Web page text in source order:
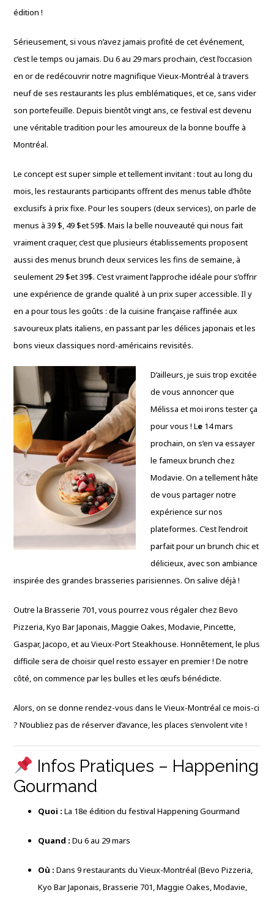
édition !
Sérieusement,si vous n’avez jamais profité de cet événement,
c’est le temps ou jamais. Du 6 au 29 mars prochain,c’est l’occasion
en or de redécouvrir notre magnifique Vieux-Montréal à travers
neuf de ses restaurants les plus emblématiques,et ce,sans vider
son portefeuille. Depuis bientôt vingt ans,ce festival est devenu
une véritable tradition pour les amoureux de la bonne bouffe à
Montréal.
Le concept est super simple et tellement invitant :tout au long du
mois,les restaurants participants offrent des menus table d’hôte
exclusifs à prix fixe. Pour les soupers (deux services),on parle de
menus à 39 $, 49$et 59$. Mais la belle nouveauté qui nous fait
vraiment craquer,c’est que plusieurs établissements proposent
aussi des menus brunch deux services les fins de semaine, à
seulement 29$et 39$. C’est vraiment l’approche idéale pour s’offrir
une expérience de grande qualité à un prix super accessible. Il y
en a pour tous les goûts : de la cuisine française raffinée aux
savoureux plats italiens,en passant par les délices japonais et les
bons vieux classiques nord-américains revisités.
D’ailleurs,je suis trop excitée
de vous annoncer que
Mélissa et moi irons tester ça
pour vous ! Le 14 mars
prochain, on s’en va essayer
le fameux brunch chez
Modavie. On a tellement hâte
de vous partager notre
expérience sur nos
plateformes. C’est l’endroit
parfait pour un brunch chic et
délicieux, avec son ambiance
inspirée des grandes brasseries parisiennes. On salive déjà !
Outre la Brasserie 701,vous pourrez vous régaler chez Bevo
Pizzeria,Kyo Bar Japonais,Maggie Oakes,Modavie,Pincette,
Gaspar,Jacopo,et au Vieux-Port Steakhouse. Honnêtement,le plus
difficile sera de choisir quel resto essayer en premier ! De notre
côté,on commence par les bulles et les œufs bénédicte.
Alors,on se donne rendez-vous dans le Vieux-Montréal ce mois-ci
? N’oubliez pas de réserver d’avance,les places s’envolent vite !
Infos Pratiques – Happening
Gourmand
Quoi : La 18e édition du festival Happening Gourmand
Quand : Du 6 au 29 mars
Où : Dans 9 restaurants du Vieux-Montréal (Bevo Pizzeria,
Kyo Bar Japonais,Brasserie 701,Maggie Oakes,Modavie,